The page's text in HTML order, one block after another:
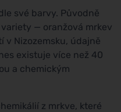
své barvy. Původně
— oranžová mrkev
v Nizozemsku, údajně
existuje více než 40
a chemickým
z mrkve, které